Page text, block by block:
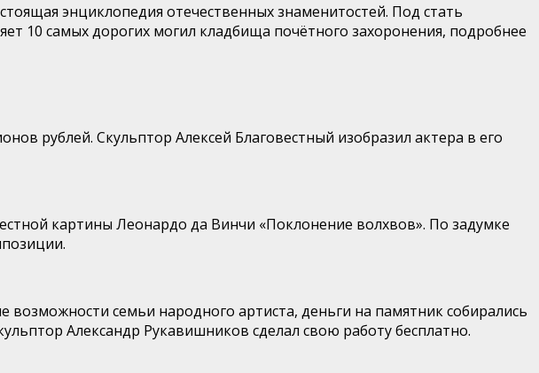
энциклопедия отечественных знаменитостей. Под стать
10 самых дорогих могил кладбища почётного захоронения, подробнее
рублей. Скульптор Алексей Благовестный изобразил актера в его
картины Леонардо да Винчи «Поклонение волхвов». По задумке
семьи народного артиста, деньги на памятник собирались
Александр Рукавишников сделал свою работу бесплатно.